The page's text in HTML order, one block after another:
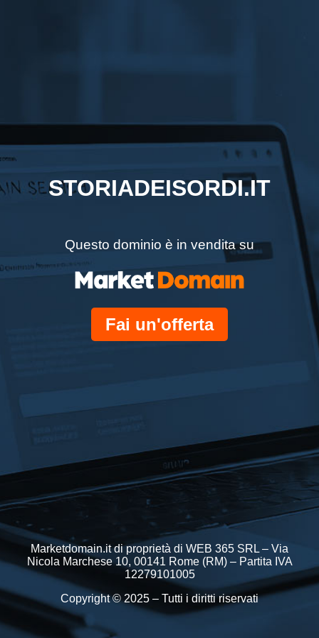
STORIADEISORDI.IT
Questo dominio è in vendita su
Fai un'offerta
Marketdomain.it di proprietà di WEB 365 SRL – Via
Nicola Marchese 10, 00141 Rome (RM) – Partita IVA
12279101005
Copyright © 2025 – Tutti i diritti riservati